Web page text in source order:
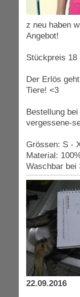
z neu haben
Angebot!
Stückpreis 18
Der Erlös
Tiere! <3
Bestellung
vergessene-
Grössen: S -
Material:
Waschbar bei
22.09.2016